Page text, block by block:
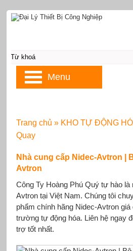
Nhà cung cấp Nidec-Avtron |
Avtron
Công Ty Hoàng Phú Quý tự hào là
Avtron tại Việt Nam. Chúng tôi
phẩm chính hãng Nidec-Avtron giá
trường tự động hóa. Liên hệ ngay
trợ tốt nhất.
Trang chủ » KHO TỰ ĐỘNG
Quay
Menu